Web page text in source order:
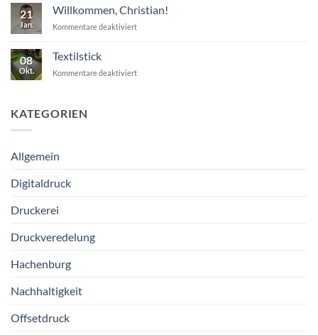
Erfolg!
einmal
Stressfreiheit
21
Jan.
Willkommen, Christian!
Kommentare deaktiviertfür
08
Okt.
Textilstick
Kommentare deaktiviertfür
KATEGORIEN
Allgemein
Digitaldruck
Druckerei
Druckveredelung
Hachenburg
Nachhaltigkeit
Offsetdruck